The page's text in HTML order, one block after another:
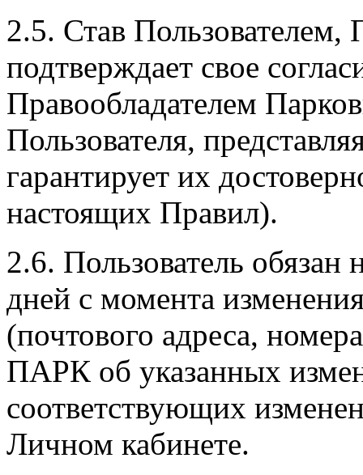
2.5. Став Пользователем,
подтверждает свое
Правообладателем
Пользователя,
гарантирует их
настоящих Правил).
2.6. Пользователь обязан
дней с момента
(почтового адреса,
ПАРК об указанных
соответствующих
Личном кабинете.